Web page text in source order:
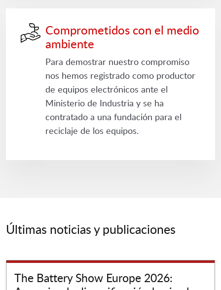
Comprometidos con el medio
ambiente
Para demostrar nuestro compromiso
nos hemos registrado como productor
de equipos electrónicos ante el
Ministerio de Industria y se ha
contratado a una fundación para el
reciclaje de los equipos.
Últimas noticias y publicaciones
The Battery Show Europe 2026: